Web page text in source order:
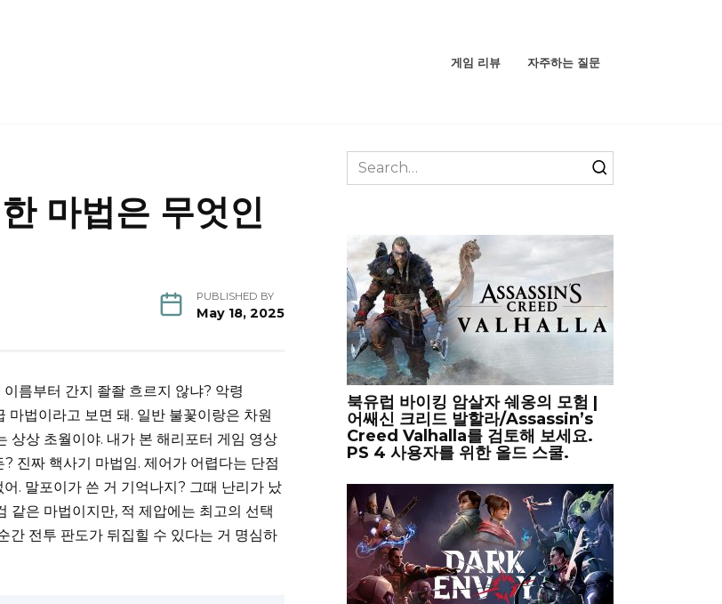
게임 리뷰 자주하는 질문
마법은 무엇인
PUBLISHED BY
May 18, 2025
름부터 간지 좔좔 흐르지 않냐? 악령
법이라고 보면 돼. 일반 불꽃이랑은 차원
상상 초월이야. 내가 본 해리포터 게임 영상
진짜 핵사기 마법임. 제어가 어렵다는 단점
. 말포이가 쓴 거 기억나지? 그때 난리가 났
같은 마법이지만, 적 제압에는 최고의 선택
간 전투 판도가 뒤집힐 수 있다는 거 명심하
Search
for:
북유럽 바이킹 암살자 쉐옹의 모험 |
어쌔신 크리드 발할라/Assassin’s
Creed Valhalla를 검토해 보세요.
PS 4 사용자를 위한 올드 스쿨.